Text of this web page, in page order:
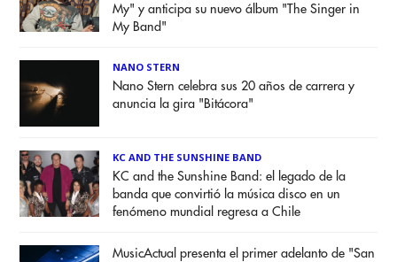
My" y anticipa su nuevo álbum "The Singer in
My Band"
NANO STERN
Nano Stern celebra sus 20 años de carrera y
anuncia la gira "Bitácora"
KC AND THE SUNSHINE BAND
KC and the Sunshine Band: el legado de la
banda que convirtió la música disco en un
fenómeno mundial regresa a Chile
MusicActual presenta el primer adelanto de "San